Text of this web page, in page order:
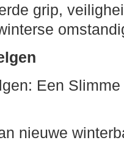
grip,
Een
nieuwe